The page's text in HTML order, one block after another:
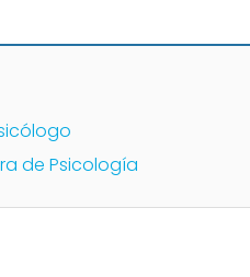
de Psicología